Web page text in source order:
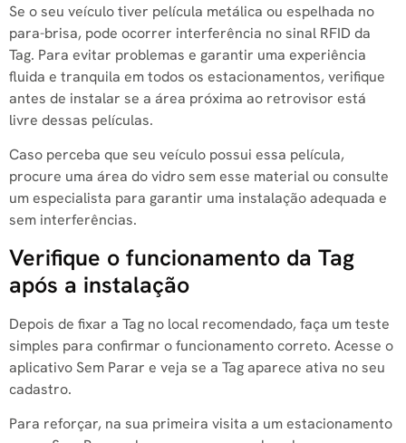
Se o seu veículo tiver película metálica ou espelhada no
para-brisa, pode ocorrer interferência no sinal RFID da
Tag. Para evitar problemas e garantir uma experiência
fluida e tranquila em todos os estacionamentos, verifique
antes de instalar se a área próxima ao retrovisor está
livre dessas películas.
Caso perceba que seu veículo possui essa película,
procure uma área do vidro sem esse material ou consulte
um especialista para garantir uma instalação adequada e
sem interferências.
Verifique o funcionamento da Tag
após a instalação
Depois de fixar a Tag no local recomendado, faça um teste
simples para confirmar o funcionamento correto. Acesse o
aplicativo Sem Parar e veja se a Tag aparece ativa no seu
cadastro.
Para reforçar, na sua primeira visita a um estacionamento